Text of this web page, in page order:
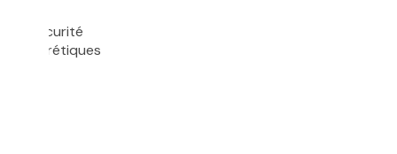
et sécurité
diurétiques